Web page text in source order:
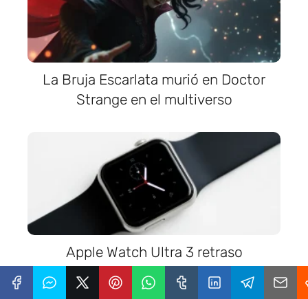
La Bruja Escarlata murió en Doctor
Strange en el multiverso
Apple Watch Ultra 3 retraso
inesperado en su lanzamiento